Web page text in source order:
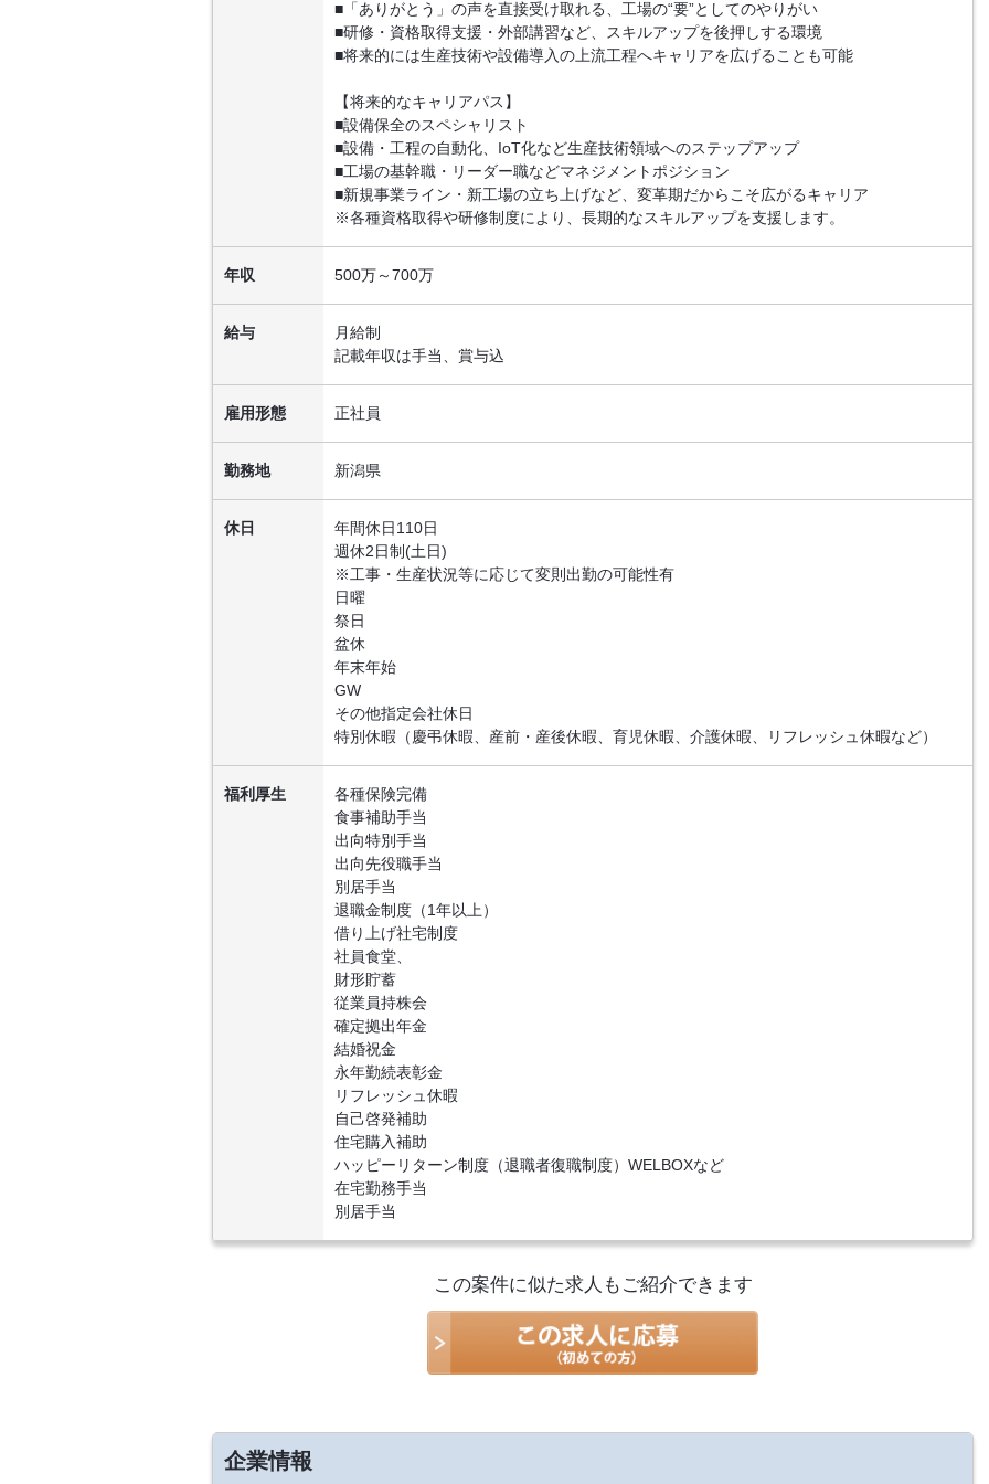
■「ありがとう」の声を直接受け取れる、工場の“要”としてのやりがい
■研修・資格取得支援・外部講習など、スキルアップを後押しする環境
■将来的には生産技術や設備導入の上流工程へキャリアを広げることも可能
【将来的なキャリアパス】
■設備保全のスペシャリスト
■設備・工程の自動化、IoT化など生産技術領域へのステップアップ
■工場の基幹職・リーダー職などマネジメントポジション
■新規事業ライン・新工場の立ち上げなど、変革期だからこそ広がるキャリア
※各種資格取得や研修制度により、長期的なスキルアップを支援します。
年収 500万～700万
給与
月給制
記載年収は手当、賞与込
雇用形態 正社員
勤務地 新潟県
休日
年間休日110日
週休2日制(土日)
※工事・生産状況等に応じて変則出勤の可能性有
日曜
祭日
盆休
年末年始
GW
その他指定会社休日
特別休暇（慶弔休暇、産前・産後休暇、育児休暇、介護休暇、リフレッシュ休暇など）
福利厚生
各種保険完備
食事補助手当
出向特別手当
出向先役職手当
別居手当
退職金制度（1年以上）
借り上げ社宅制度
社員食堂、
財形貯蓄
従業員持株会
確定拠出年金
結婚祝金
永年勤続表彰金
リフレッシュ休暇
自己啓発補助
住宅購入補助
ハッピーリターン制度（退職者復職制度）WELBOXなど
在宅勤務手当
別居手当
この案件に似た求人もご紹介できます
企業情報